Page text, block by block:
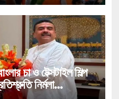
চা ও টেক্সটাইল শিল্প
নির্মলা